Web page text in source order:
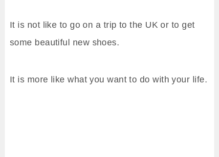
It is not like to go on a trip to the UK or to get
some beautiful new shoes.
It is more like what you want to do with your life.